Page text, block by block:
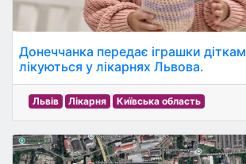
Донеччанка передає іграшки
лікуються у лікарнях Львова.
Львів Лікарня Київська область